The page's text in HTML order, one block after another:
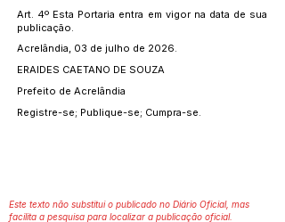
Art. 4º Esta Portaria entra em vigor na data de sua
publicação.
Acrelândia, 03 de julho de 2026.
ERAIDES CAETANO DE SOUZA
Prefeito de Acrelândia
Registre-se; Publique-se; Cumpra-se.
Este texto não substitui o publicado no Diário Oficial, mas
facilita a pesquisa para localizar a publicação oficial.